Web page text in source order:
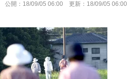
公開： 18/09/05 06:00 更新： 18/09/05 06:00